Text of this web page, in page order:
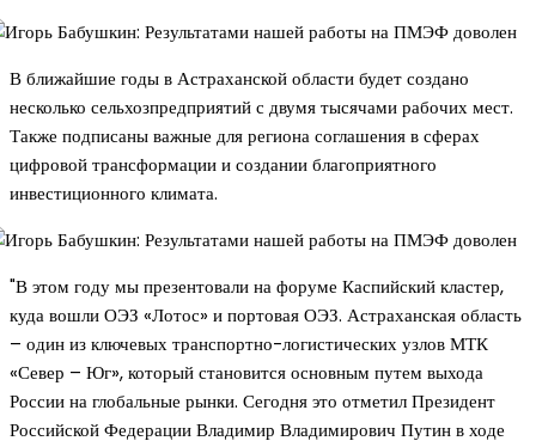
В ближайшие годы в Астраханской области будет создано
несколько сельхозпредприятий с двумя тысячами рабочих мест.
Также подписаны важные для региона соглашения в сферах
цифровой трансформации и создании благоприятного
инвестиционного климата.
"В этом году мы презентовали на форуме Каспийский кластер,
куда вошли ОЭЗ «Лотос» и портовая ОЭЗ. Астраханская область
– один из ключевых транспортно-логистических узлов МТК
«Север – Юг», который становится основным путем выхода
России на глобальные рынки. Сегодня это отметил Президент
Российской Федерации Владимир Владимирович Путин в ходе